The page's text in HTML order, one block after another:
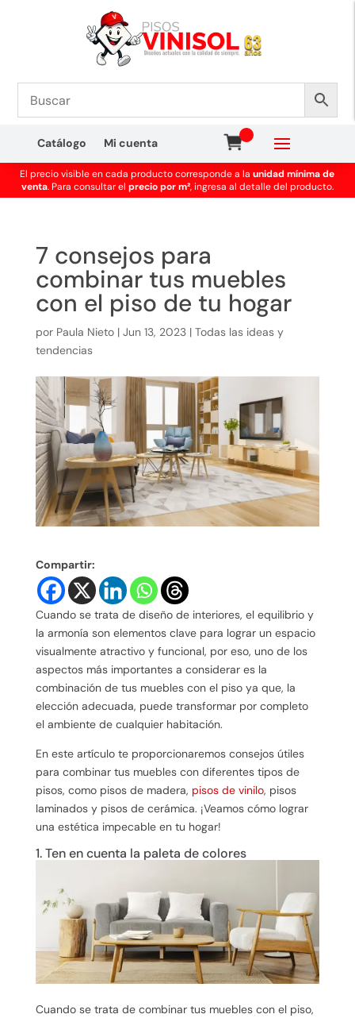
Catálogo Mi cuenta
El precio visible en cada producto corresponde a launidad mínima de
venta. Para consultar el precio por m², ingresa al detalle del producto.
7 consejos para
combinar tus muebles
con el piso de tu hogar
por Paula Nieto| Jun 13, 2023| Todas las ideas y
tendencias
Compartir:
Cuando se trata de diseño de interiores, el equilibrio y
la armonía son elementos clave para lograr un espacio
visualmente atractivo y funcional, por eso, uno de los
aspectos más importantes a considerar es la
combinación de tus muebles con el piso ya que, la
elección adecuada, puede transformar por completo
el ambiente de cualquier habitación.
En este artículo te proporcionaremos consejos útiles
para combinar tus muebles con diferentes tipos de
pisos, como pisos de madera, pisos de vinilo, pisos
laminados y pisos de cerámica. ¡Veamos cómo lograr
una estética impecable en tu hogar!
1. Ten en cuenta la paleta de colores
Cuando se trata de combinar tus muebles con el piso,